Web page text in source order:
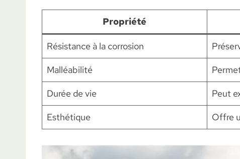
Propriété
Résistance à la corrosion
Malléabilité
Durée de vie Peut
Esthétique Offre